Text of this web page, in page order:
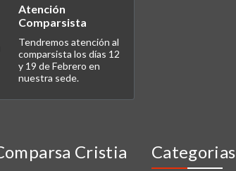
Atención
Comparsista
Tendremos atención al
comparsista los días 12
y 19 de Febrero en
nuestra sede.
Cristia
Categorias